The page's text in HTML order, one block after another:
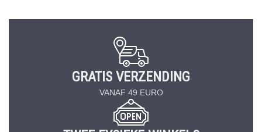
GRATIS VERZENDING
VANAF 49 EURO